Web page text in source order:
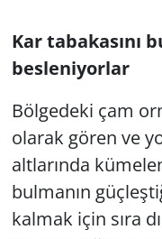
Kar tabakasını
besleniyorlar
Bölgedeki çam
olarak gören ve
altlarında
bulmanın
kalmak için sıra